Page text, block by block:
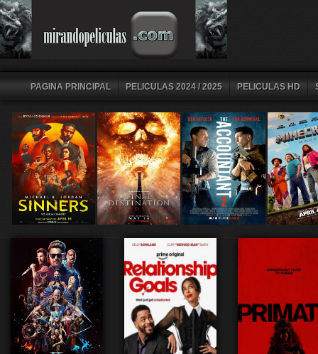
PAGINA PRINCIPAL PELICULAS 2024 / 2025 PELICULAS HD